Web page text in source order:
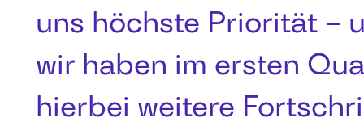
uns höchste Priorität –
wir haben im ersten
hierbei weitere